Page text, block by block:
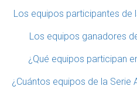
Los equipos participantes de
Los equipos ganadores
¿Qué equipos participan
¿Cuántos equipos de la Serie